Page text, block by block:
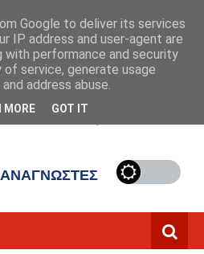
ΑΝΑΓΝΩΣΤΕΣ
Google to deliver its services
IP address and user-agent are
with performance and security
service, generate usage
address abuse.
MORE GOT IT